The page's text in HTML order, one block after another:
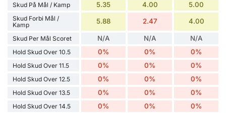
Skud På Mål / Kamp 5.35 4.00 5.00
Skud Forbi Mål /
Kamp
5.88 2.47 4.00
Skud Per Mål Scoret N/A N/A N/A
Hold Skud Over 10.5 0% 0% 0%
Hold Skud Over 11.5 0% 0% 0%
Hold Skud Over 12.5 0% 0% 0%
Hold Skud Over 13.5 0% 0% 0%
Hold Skud Over 14.5 0% 0% 0%